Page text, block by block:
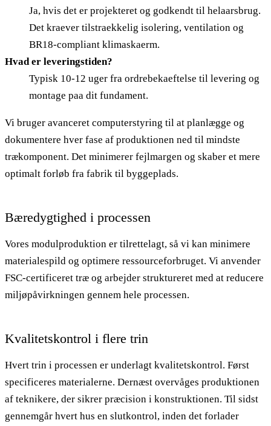
Ja, hvis det er projekteret og godkendt til helaarsbrug.
Det kraever tilstraekkelig isolering, ventilation og
BR18-compliant klimaskaerm.
Hvad er leveringstiden?
Typisk 10-12 uger fra ordrebekaeftelse til levering og
montage paa dit fundament.
Vi bruger avanceret computerstyring til at planlægge og
dokumentere hver fase af produktionen ned til mindste
trækomponent. Det minimerer fejlmargen og skaber et mere
optimalt forløb fra fabrik til byggeplads.
Bæredygtighed i processen
Vores modulproduktion er tilrettelagt, så vi kan minimere
materialespild og optimere ressourceforbruget. Vi anvender
FSC-certificeret træ og arbejder struktureret med at reducere
miljøpåvirkningen gennem hele processen.
Kvalitetskontrol i flere trin
Hvert trin i processen er underlagt kvalitetskontrol. Først
specificeres materialerne. Dernæst overvåges produktionen
af teknikere, der sikrer præcision i konstruktionen. Til sidst
gennemgår hvert hus en slutkontrol, inden det forlader